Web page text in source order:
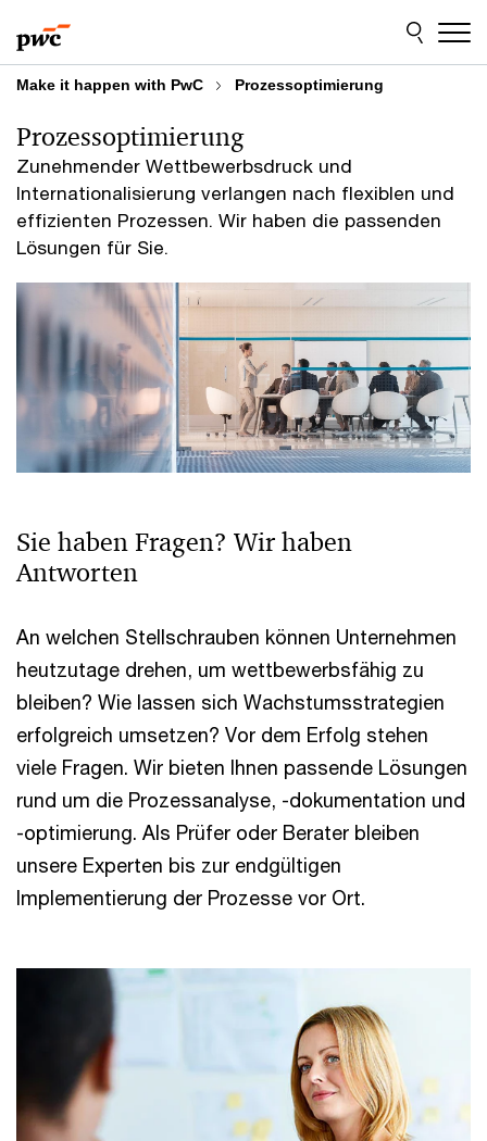
to
content
to
footer
Make it happen with PwC Prozessoptimierung
Zunehmender Wettbewerbsdruck und
Internationalisierung verlangen nach flexiblen und
effizienten Prozessen. Wir haben die passenden
Lösungen für Sie.
Prozessoptimierung
Sie haben Fragen? Wir haben
Antworten
An welchen Stellschrauben können Unternehmen
heutzutage drehen, um wettbewerbsfähig zu
bleiben? Wie lassen sich Wachstumsstrategien
erfolgreich umsetzen? Vor dem Erfolg stehen
viele Fragen. Wir bieten Ihnen passende Lösungen
rund um die Prozessanalyse, -dokumentation und
-optimierung. Als Prüfer oder Berater bleiben
unsere Experten bis zur endgültigen
Implementierung der Prozesse vor Ort.